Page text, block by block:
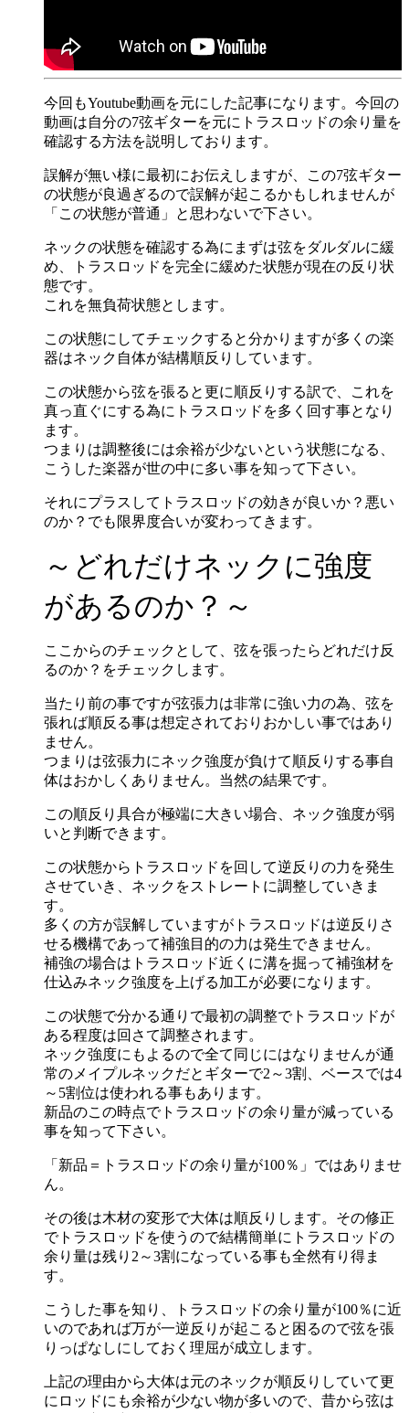
今回もYoutube動画を元にした記事になります。今回の
動画は自分の7弦ギターを元にトラスロッドの余り量を
確認する方法を説明しております。
誤解が無い様に最初にお伝えしますが、この7弦ギター
の状態が良過ぎるので誤解が起こるかもしれませんが
「この状態が普通」と思わないで下さい。
ネックの状態を確認する為にまずは弦をダルダルに緩
め、トラスロッドを完全に緩めた状態が現在の反り状
態です。
これを無負荷状態とします。
この状態にしてチェックすると分かりますが多くの楽
器はネック自体が結構順反りしています。
この状態から弦を張ると更に順反りする訳で、これを
真っ直ぐにする為にトラスロッドを多く回す事となり
ます。
つまりは調整後には余裕が少ないという状態になる、
こうした楽器が世の中に多い事を知って下さい。
それにプラスしてトラスロッドの効きが良いか？悪い
のか？でも限界度合いが変わってきます。
～どれだけネックに強度
があるのか？～
ここからのチェックとして、弦を張ったらどれだけ反
るのか？をチェックします。
当たり前の事ですが弦張力は非常に強い力の為、弦を
張れば順反る事は想定されておりおかしい事ではあり
ません。
つまりは弦張力にネック強度が負けて順反りする事自
体はおかしくありません。当然の結果です。
この順反り具合が極端に大きい場合、ネック強度が弱
いと判断できます。
この状態からトラスロッドを回して逆反りの力を発生
させていき、ネックをストレートに調整していきま
す。
多くの方が誤解していますがトラスロッドは逆反りさ
せる機構であって補強目的の力は発生できません。
補強の場合はトラスロッド近くに溝を掘って補強材を
仕込みネック強度を上げる加工が必要になります。
この状態で分かる通りで最初の調整でトラスロッドが
ある程度は回さて調整されます。
ネック強度にもよるので全て同じにはなりませんが通
常のメイプルネックだとギターで2～3割、ベースでは4
～5割位は使われる事もあります。
新品のこの時点でトラスロッドの余り量が減っている
事を知って下さい。
「新品＝トラスロッドの余り量が100％」ではありませ
ん。
その後は木材の変形で大体は順反りします。その修正
でトラスロッドを使うので結構簡単にトラスロッドの
余り量は残り2～3割になっている事も全然有り得ま
す。
こうした事を知り、トラスロッドの余り量が100％に近
いのであれば万が一逆反りが起こると困るので弦を張
りっぱなしにしておく理屈が成立します。
上記の理由から大体は元のネックが順反りしていて更
にロッドにも余裕が少ない物が多いので、昔から弦は